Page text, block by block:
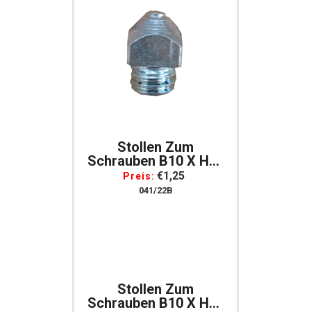
Stollen Zum
Schrauben B10 X H10
Mm, Gewinde 9 Mm
Per Stück
Preis: €1,25
041/22B